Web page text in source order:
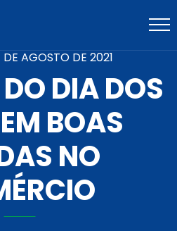
DE AGOSTO DE 2021
DIA DOS
BOAS
NO